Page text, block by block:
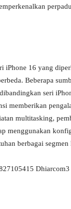
iPhone 16 yang
Beberapa
seri
memberikan
multitasking,
menggunakan
berbagai segmen